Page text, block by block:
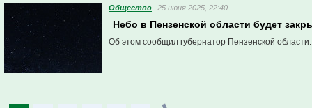
Общество 25 июня 2025, 22:40
Небо в Пензенской области будет
Об этом сообщил губернатор Пензенской области.